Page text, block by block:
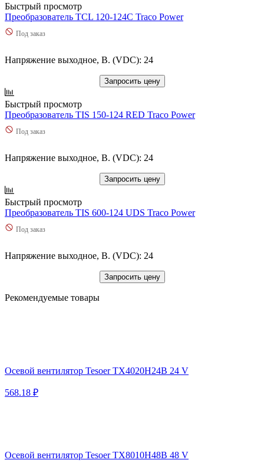
Быстрый просмотр
Преобразователь TCL 120-124C Traco Power
Под заказ
Напряжение выходное, В. (VDC): 24
Запросить цену
Быстрый просмотр
Преобразователь TIS 150-124 RED Traco Power
Под заказ
Напряжение выходное, В. (VDC): 24
Запросить цену
Быстрый просмотр
Преобразователь TIS 600-124 UDS Traco Power
Под заказ
Напряжение выходное, В. (VDC): 24
Запросить цену
Рекомендуемые товары
Осевой вентилятор Tesoer TX4020H24B 24 V
568.18 ₽
Осевой вентилятор Tesoer TX8010H48B 48 V